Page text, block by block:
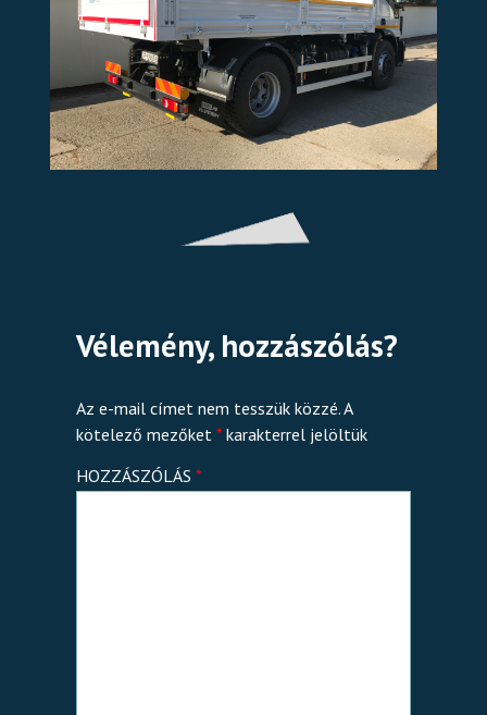
Vélemény, hozzászólás?
Az e-mail címet nem tesszük közzé.A
kötelező mezőket* karakterrel jelöltük
HOZZÁSZÓLÁS*